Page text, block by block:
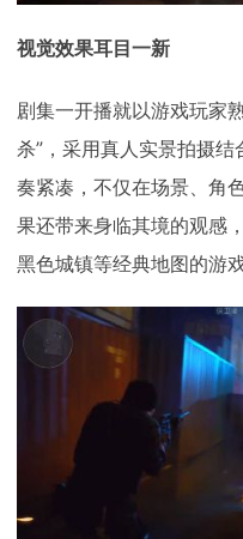
视觉效果耳目一新
剧集一开播就以游戏玩家
杀”，采用真人实景拍摄
奏紧凑，不仅在场景、角
果还带来身临其境的观感
黑色城镇等经典地图的游戏